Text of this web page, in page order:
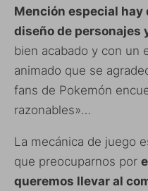
Mención especial
diseño de personajes
bien acabado y con un
animado que se
fans de Pokemón
razonables»…
La mecánica de juego
que preocuparnos por
queremos llevar al